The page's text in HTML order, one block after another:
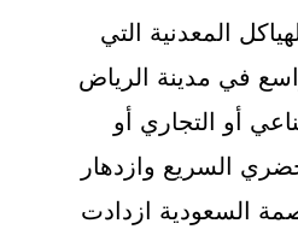
المعدنية التي
في مدينة الرياض
أو التجاري أو
السريع وازدهار
السعودية ازدادت